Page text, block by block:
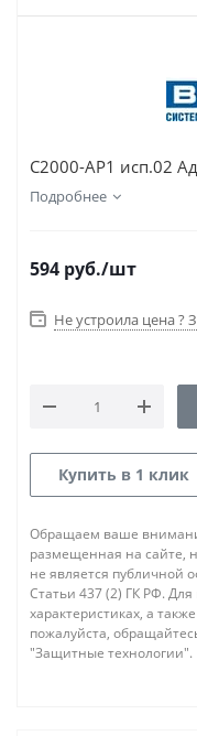
С2000-АР1 исп.02
Подробнее
594 руб./шт
Не устроила цена ?
Купить в 1 клик
Обращаем ваше
размещенная на сайте,
не является публичной
Статьи 437 (2) ГК РФ.
характеристиках, а
пожалуйста,
"Защитные технологии".